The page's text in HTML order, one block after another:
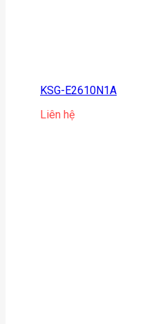
KSG-E2610N1A
Liên hệ